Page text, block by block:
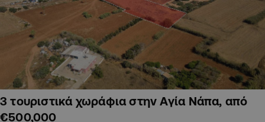
3 τουριστικά χωράφια στην Αγία Νάπα, από
€500,000